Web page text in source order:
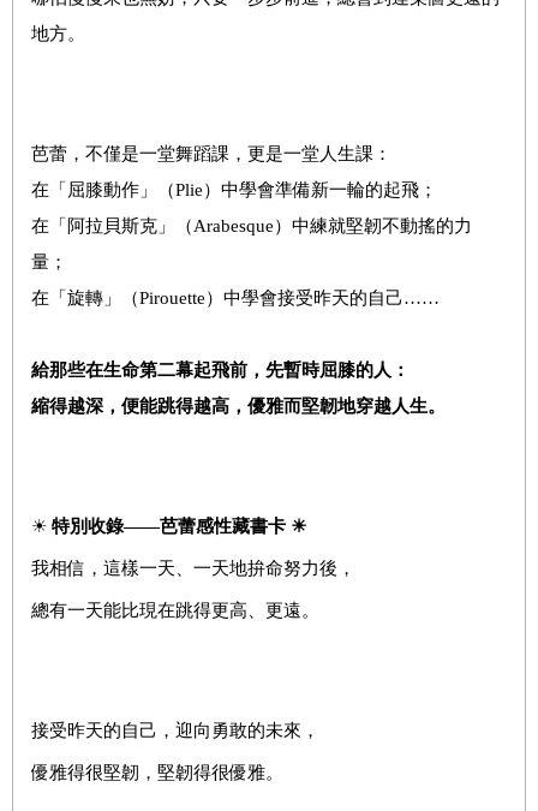
地方。
芭蕾，不僅是一堂舞蹈課，更是一堂人生課：
在「屈膝動作」（Plie）中學會準備新一輪的起飛；
在「阿拉貝斯克」（Arabesque）中練就堅韌不動搖的力
量；
在「旋轉」（Pirouette）中學會接受昨天的自己……
給那些在生命第二幕起飛前，先暫時屈膝的人：
縮得越深，便能跳得越高，優雅而堅韌地穿越人生。
☀ 特別收錄——芭蕾感性藏書卡 ☀
我相信，這樣一天、一天地拚命努力後，
總有一天能比現在跳得更高、更遠。
接受昨天的自己，迎向勇敢的未來，
優雅得很堅韌，堅韌得很優雅。